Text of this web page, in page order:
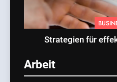
Strategien für
Arbeit